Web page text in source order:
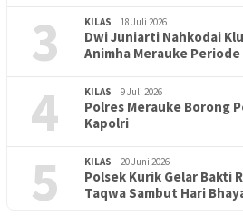
3 KILAS 18 Juli 2026
Dwi Juniarti Nahkodai
Animha Merauke Periode
4 KILAS 9 Juli 2026
Polres Merauke Borong
Kapolri
5 KILAS 20 Juni 2026
Polsek Kurik Gelar Bakti
Taqwa Sambut Hari
PENDIDIKAN 18 Juni 2026
Lepas Puluhan Peserta Didik, TK